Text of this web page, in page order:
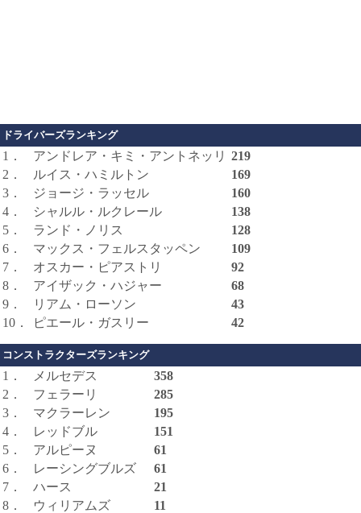
ドライバーズランキング
1． アンドレア・キミ・アントネッリ 219
2．
ルイス・ハミルトン
169
3．
ジョージ・ラッセル
160
4．
シャルル・ルクレール
138
5．
ランド・ノリス
128
6．
マックス・フェルスタッペン
109
7．
オスカー・ピアストリ
92
8．
アイザック・ハジャー
68
9．
リアム・ローソン
43
10．
ピエール・ガスリー 42
コンストラクターズランキング
1． メルセデス
358
2．
フェラーリ
285
3．
マクラーレン
195
4．
レッドブル
151
5．
アルピーヌ
61
6．
レーシングブルズ
61
7．
ハース
21
8．
ウィリアムズ
11